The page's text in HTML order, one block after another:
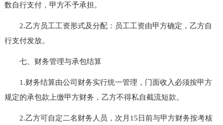
数自行支付，甲方不予承担。
2.乙方员工工资形式及分配：员工工资由甲方确定，乙方自
行支付发放。
七、财务管理与承包结算
1.财务结算由公司财务实行统一管理，门面收入必须按甲方
规定的承包款上缴甲方财务，乙方不得私自截流短款。
2.乙方可自定二名财务人员，次月15日前与甲方财务按考核